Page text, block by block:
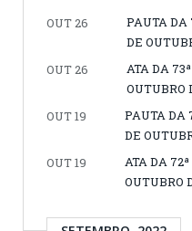
OUT 26
PAUTA DA
DE
OUT 26
ATA DA
OUTUBRO
OUT 19
PAUTA DA
DE
OUT 19
ATA DA
OUTUBRO